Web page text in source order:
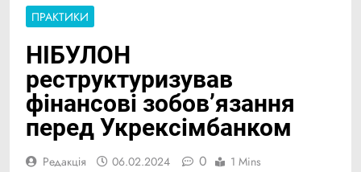
ПРАКТИКИ
НІБУЛОН
реструктуризував
фінансові зобов’язання
перед Укрексімбанком
Редакція 06.02.2024 0 1 Mins